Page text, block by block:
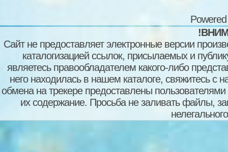
Сайт не предоставляет электронные версии
каталогизацией ссылок, присылаемых и
являетесь правообладателем какого-либо
него находилась в нашем каталоге, свяжитесь
обмена на трекере предоставлены пользователями
их содержание. Просьба не заливать файлы,